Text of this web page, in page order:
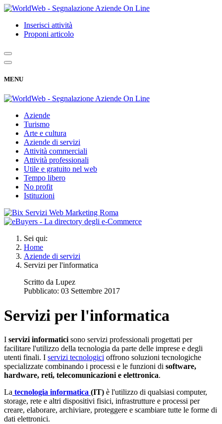
Inserisci attività
Proponi articolo
MENU
Aziende
Turismo
Arte e cultura
Aziende di servizi
Attività commerciali
Attività professionali
Utile e gratuito nel web
Tempo libero
No profit
Istituzioni
Sei qui:
Home
Aziende di servizi
Servizi per l'informatica
Scritto da Lupez
Pubblicato: 03 Settembre 2017
Servizi per l'informatica
I servizi informatici sono servizi professionali progettati per
facilitare l'utilizzo della tecnologia da parte delle imprese e degli
utenti finali. I servizi tecnologici offrono soluzioni tecnologiche
specializzate combinando i processi e le funzioni di software,
hardware, reti, telecomunicazioni e elettronica.
La tecnologia informatica (IT) è l'utilizzo di qualsiasi computer,
storage, rete e altri dispositivi fisici, infrastrutture e processi per
creare, elaborare, archiviare, proteggere e scambiare tutte le forme di
dati elettronici.